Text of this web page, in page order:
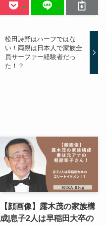
松田詩野はハーフではな
い！両親は日本人で家族全
員サーファー経験者だっ
た！？
【顔画像】露木茂の家族構
成|息子2人は早稲田大卒の